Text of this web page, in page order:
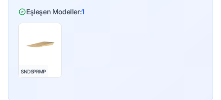
Eşleşen Modeller:1
SNDSPRMP